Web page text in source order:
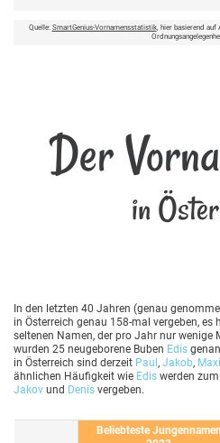
Quelle: SmartGenius-Vornamensstatistik, hier basierend auf
Der
in
In den letzten 40 Jahren (genau
in Österreich genau 158-mal vergeben,
seltenen Namen, der pro Jahr nur wenige
wurden 25 neugeborene Buben Edis
in Österreich sind derzeit Paul, Jakob,
ähnlichen Häufigkeit wie Edis werden
Jakov und Denis vergeben.
Beliebteste Jungennamen